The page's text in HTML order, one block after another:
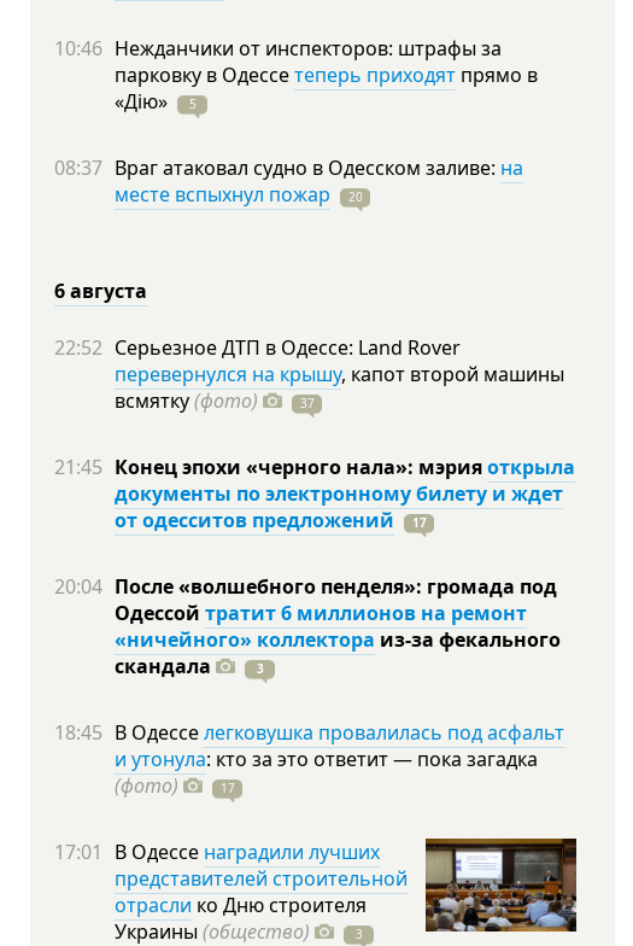
10:46 Нежданчики от инспекторов: штрафы за
парковку в Одессетеперь приходят прямо в
«Дію»
5
08:37 Враг атаковал судно в Одесском заливе: на
месте вспыхнул пожар
20
6 августа
22:52 Серьезное ДТП в Одессе: Land Rover
перевернулся на крышу, капот второй машины
всмятку(фото) 37
21:45 Конец эпохи «черного нала»: мэрияоткрыла
документы по электронному билету и ждет
от одесситов предложений
17
20:04 После «волшебного пенделя»: громада под
Одессой тратит 6 миллионов на ремонт
«ничейного» коллектора из-за фекального
скандала
3
18:45 В Одесселегковушка провалилась под асфальт
и утонула: кто за это ответит — пока загадка
(фото)
17
17:01 В Одессе наградили лучших
представителей строительной
отрасли ко Дню строителя
Украины (общество) 3